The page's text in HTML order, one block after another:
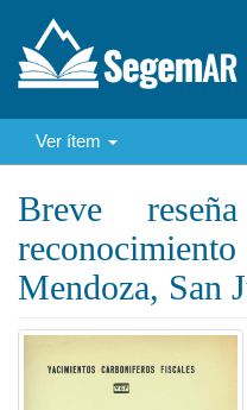
Ver ítem
Breve
Mendoza, San